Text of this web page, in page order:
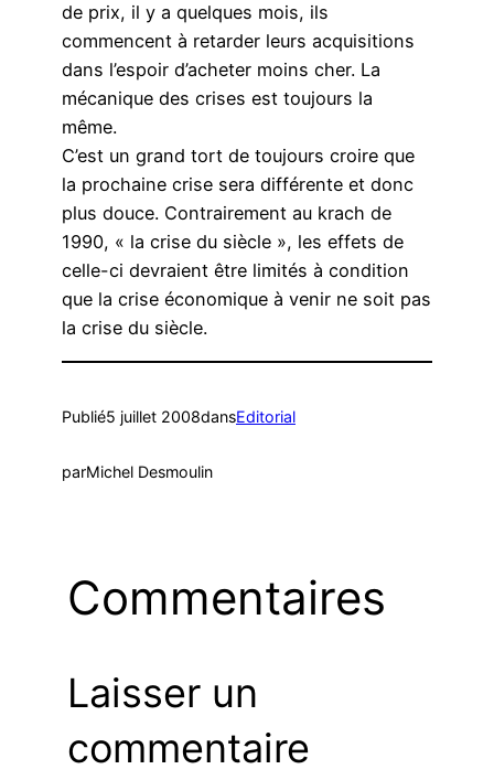
de prix, il y a quelques mois, ils
commencent à retarder leurs acquisitions
dans l’espoir d’acheter moins cher. La
mécanique des crises est toujours la
même.
C’est un grand tort de toujours croire que
la prochaine crise sera différente et donc
plus douce. Contrairement au krach de
1990, « la crise du siècle », les effets de
celle-ci devraient être limités à condition
que la crise économique à venir ne soit pas
la crise du siècle.
Publié5 juillet 2008dansEditorial
parMichel Desmoulin
Commentaires
Laisser un
commentaire